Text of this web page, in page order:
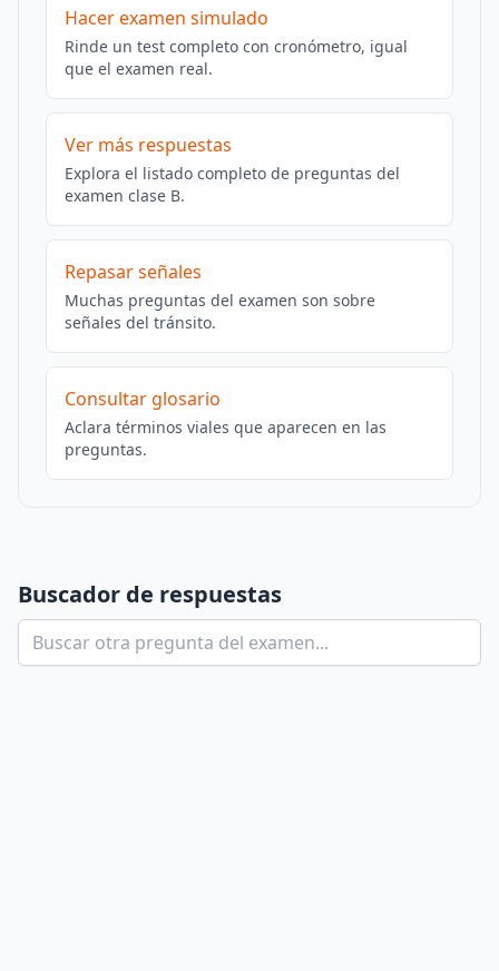
Hacer examen simulado
Rinde un test completo con cronómetro, igual
que el examen real.
Ver más respuestas
Explora el listado completo de preguntas del
examen clase B.
Repasar señales
Muchas preguntas del examen son sobre
señales del tránsito.
Consultar glosario
Aclara términos viales que aparecen en las
preguntas.
Buscador de respuestas